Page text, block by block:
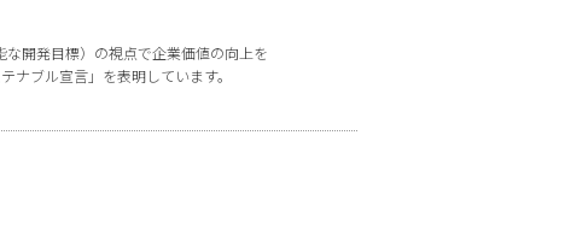
開発目標）の視点で企業価値の向上を
ナブル宣言」を表明しています。